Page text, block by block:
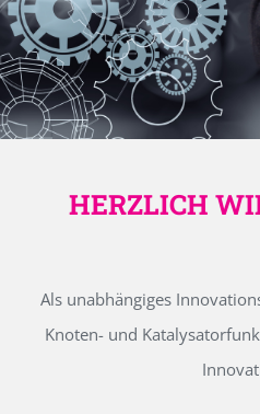
HERZLICH
Als unabhängiges
Knoten- und